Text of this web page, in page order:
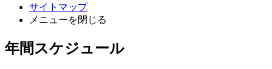
サイトマップ
メニューを閉じる
年間スケジュール